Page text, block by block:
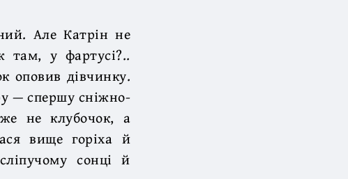
Але Катрін не
у фартусі?..
оповив дівчинку.
— спершу сніжно-
не клубочок, а
вище горіха й
сонці й